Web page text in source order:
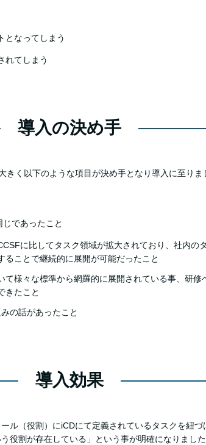
となってしまう
れてしまう
導入の決め手
きく以下のような項目が決め手となり導入に至りま
であったこと
に比してタスク領域が拡大されており、社内の
ることで継続的に展開が可能だったこと
て様々な標準から網羅的に展開されている事、研修
きたこと
の話があったこと
導入効果
ル（役割）にiCDにて定義されているタスクを紐づ
役割が存在している」という事が明確になりました